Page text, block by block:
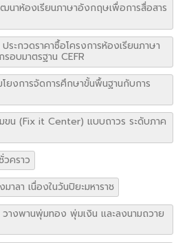
นาห้องเรียนภาษาอังกฤษเพื่อการสื่อสาร
ระกวดราคาซื้อโครงการห้องเรียนภาษา
อบมาตรฐาน CEFR
โยงการจัดการศึกษาขั้นพื้นฐานกับการ
ขน (Fix it Center) แบบถาวร ระดับภาค
คราว
ลา เนื่องในวันปิยะมหาราช
วางพานพุ่มทอง พุ่มเงิน และลงนามถวาย